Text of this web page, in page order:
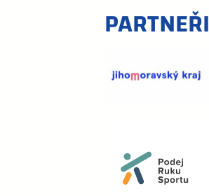
PARTNEŘI